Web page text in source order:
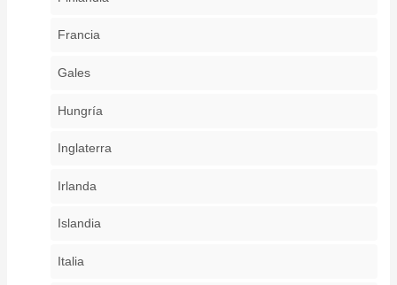
Francia
Gales
Hungría
Inglaterra
Irlanda
Islandia
Italia